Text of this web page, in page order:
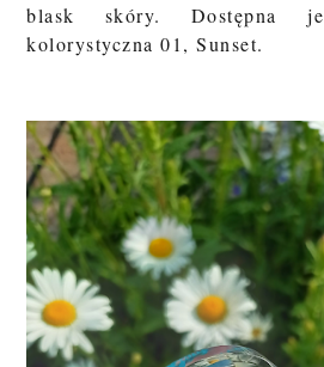
blask skóry. Dostępna
kolorystyczna 01, Sunset.